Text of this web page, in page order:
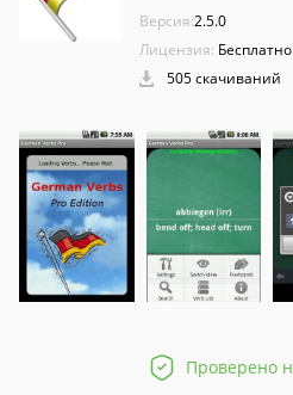
Версия:2.5.0
Лицензия:
505 скачиваний
Проверено